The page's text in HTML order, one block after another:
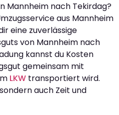
Mannheim nach Tekirdag?
aus Mannheim
eine zuverlässige
von Mannheim nach
kannst du Kosten
gemeinsam mit
LKW transportiert wird.
auch Zeit und